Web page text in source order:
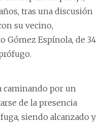
tras una discusión
su vecino,
Gómez Espínola, de 34
caminando por un
de la presencia
siendo alcanzado y